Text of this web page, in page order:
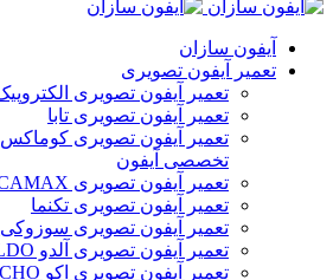
آیفون سازان
تعمیر آیفون تصویری
تعمیر آیفون تصویری
تعمیر آیفون تصویری تابا
تخصصی آیفون
تعمیر آیفون تصویری CAMAX کامکث
تعمیر آیفون تصویری تکنما
تعمیر آیفون تصویری سوزوکی suzuki
تعمیر آیفون تصویری آلدو ALDO
تعمیر آیفون تصویری اکو ECHO